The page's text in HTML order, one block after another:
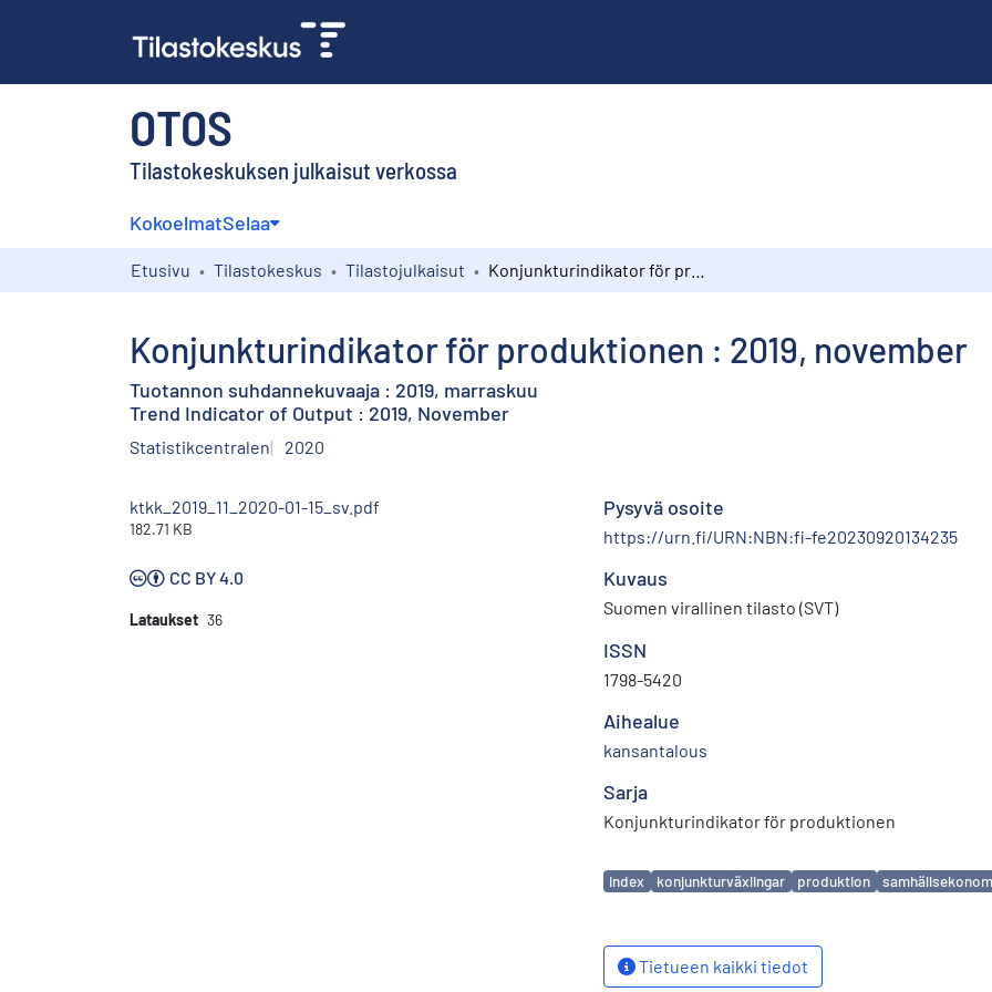
OTOS
Tilastokeskuksen julkaisut verkossa
KokoelmatSelaa
Etusivu Tilastokeskus Tilastojulkaisut
Konjunkturindikator för produktionen : 2019, november
Tuotannon suhdannekuvaaja : 2019, marraskuu
Trend Indicator of Output : 2019, November
Statistikcentralen 2020
ktkk_2019_11_2020-01-15_sv.pdf
182.71 KB
CC BY 4.0
Lataukset 36
Pysyvä osoite
https://urn.fi/URN:NBN:fi-fe20230920134235
Kuvaus
Suomen virallinen tilasto (SVT)
ISSN
1798-5420
Aihealue
kansantalous
Sarja
Konjunkturindikator för produktionen
Avainsanat
index konjunkturväxlingar produktion
Tietueen kaikki tiedot